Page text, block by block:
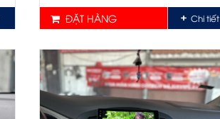
ĐẶT HÀNG Chi tiết